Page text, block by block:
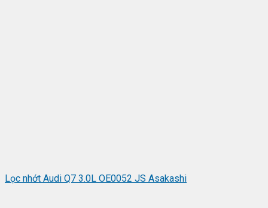
Lọc nhớt Audi Q7 3.0L OE0052 JS Asakashi